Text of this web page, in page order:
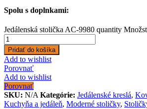
Spolu s doplnkami:
Jedálenská stolička AC-9980 quantity
Pridať do košíka
Add to wishlist
Porovnať
Add to wishlist
Porovnať
SKU: N/A Kategórie: Jedálenské kreslá,
Kuchyňa a jedáleň, Moderné stoličky,